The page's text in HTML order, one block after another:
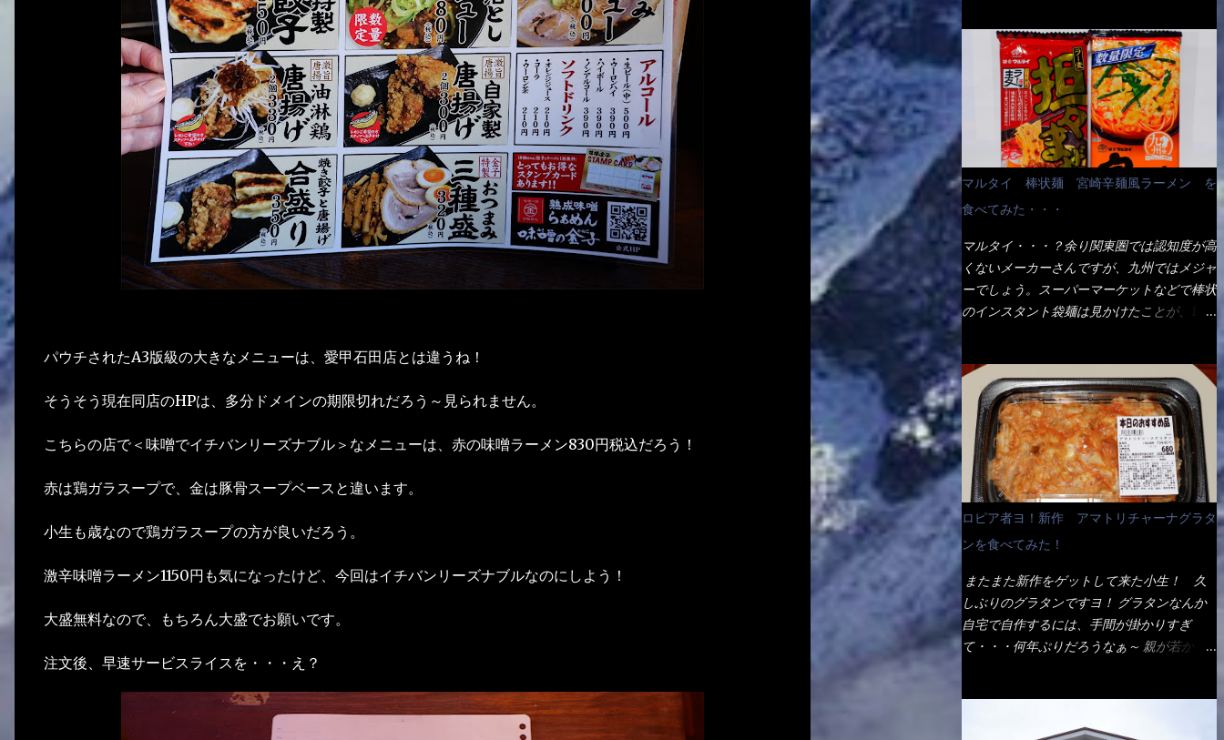
パウチされたA3版級の大きなメニューは、愛甲石田店とは違うね！
そうそう現在同店のHPは、多分ドメインの期限切れだろう～見られません。
こちらの店で＜味噌でイチバンリーズナブル＞なメニューは、赤の味噌ラーメン830円税込だろう！
赤は鶏ガラスープで、金は豚骨スープベースと違います。
小生も歳なので鶏ガラスープの方が良いだろう。
激辛味噌ラーメン1150円も気になったけど、今回はイチバンリーズナブルなのにしよう！
大盛無料なので、もちろん大盛でお願いです。
注文後、早速サービスライスを・・・え？
これなら茹で上がった直後のままで、食べ進
められるじゃないか！ 別皿で、葱と天かす
を満タンに用意して、山葵も2つ。 それに湯
が無い利点として、汁が薄まらない！ これ
だよ、これ！！ 湯があると、うどんと共に
汁の方へ湯までも入ってしまう。つまりラー
メンの麺にスープが絡む現象ですな。 結
局、伸びずに汁も薄らむこともなく・・最後
の方で＜だし汁＞を少し追加しました。 腹
収まったし満足達成度100％ 苦しいと云う事
も無いな！ まだ鶏天1個位は入りそうだ
ね。 と云う事で、今回＜釜揚げうどんの湯
無し＞を試したら、確...
舗に寄って違う！と云う人も居るらしい・・
そんな大手讃岐饂飩チェーン店と関係がある
のか？ 箱詰め乾麺！ このパッケージから
すれば、間違いなく贈答用目的でしょう。
そんな贈答用箱詰め饂飩・・・またもやメガ
ドンキで発見し購入！ 中身は、この様な状
態です。 乾麺の束が6束／一パックになって
おり、それが3袋入りです。 18束入りという
わけですね！900ｇの容量となり、1束／50
Amazonで1280円と云った感じです。 で私
は幾らで、メガドンキでゲットしたかって？
それは非常に言いづらい・・・色々と各方面
へ忖度して、激安だったとだけ申し上げまし
ほど茹で上げた状態です。 当家には、高齢
者がいるので少し柔らかく・・・ 茹で上が
った饂飩は、お店の饂飩に比べ＜細い＞で
す。 どちらかと云えば、稲庭饂飩的な太さ
ですね。 さてこれを、どの様に食べるか？
長葱無かったので、玉葱を刻んで八王子ラー
メン風月見つけうどん！ 冷やし釜あげうど
ん～です。 ラーメン丼に、冷水を軽く張っ
て饂飩を盛り付け、お椀に昆布出汁つゆと長
した。 良いじゃないか～...
あった！ とんかつ赤城！ 老齢の女性がメ
インで調理場を仕切、老齢の男性が脇をサポ
ートし最近は若い女性がオーダーや片付けを
担当している。 まずはこれを見て欲しい！
カウンターに置かれた＜お皿＞である。 直
ぐに気づいたでしょう！ 何かキャベツが山
じゃないか！？ ハイ、山です。 これが標
準なのです。 普通のとんかつ屋のキャベツ
と比べたら、10人前ほどあるか？ 値段的に
は、メイン（主流は1,000超）＋定食セット
350円程と値段的には、それ程では安い訳で
も無いが、客足が絶えない人気店である。
そんなメニューのなかで、リーズナブルで頂
が・・・今も変わらないと思うけど・・・
これが出てくると、カウンター中からOH～
と声が飛ぶ！ 写真は、キャベツ少なめでお
願いしています。 皿のサイズは、直径30cm
ほどあります。 そこにドカ盛のキャベツと
御飯にカレーがかかっています。 カレーは
辛く無く、食べやすいタイプです。 それじ
ゃ～カツは、ハムカツ程度の薄さだろう？と
思われるかもしれないが・・・違う！ チャ
も揚げたての熱々です。 これを難なく完食
出来なければ、漢では無い！と云っても過言
ではないだろう。 この他も、兎に角ボリュ
ーム満点で＜薄カツ＞と呼ばれるメニュー
が薄いから、2枚乗せにしたらしいけ
マルタイ 棒状麺 宮崎辛麺風ラーメン を
食べてみた・・・
マルタイ・・・？余り関東圏では認知度が高
くないメーカーさんですが、九州ではメジャ
ーでしょう。スーパーマーケットなどで棒状
のインスタント袋麺は見かけたことが、1度
になった乾麺が普通でしょう。マルタイでは
＜棒状＞なのです。 素麺や日本蕎麦などの
乾麺と一緒ですね！ そんなマルタイ棒状ラ
ーメンを、OKストアで見かけ思わず手に取
って買い物篭へ 坦々まぜそばと＜数量限定
＞宮崎辛麺風ラーメン オーッといきなり私
の胃袋をグサッと・・・・ 棒状インスタン
トラーメンのデビューが決まりました。
か・ら・め・ん・辛麺！ 宮崎辛麺はチャル
メラや日清からも出されている、辛口のラー
メンじゃん！！ 酸っぱくしたら、酸辣湯
麺？なんてね。 よし今日のサラメシは、宮
崎辛麺にしよう！ それではまず袋を開ける
ない姿・・・何だかチョッと高級感的
な・・・だって透明なトレイに並んだ棒状麺
ロピア者ヨ！新作 アマトリチャーナグラタ
ンを食べてみた！
またまた新作をゲットして来た小生！ 久
しぶりのグラタンですヨ！ グラタンなんか
自宅で自作するには、手間が掛かりすぎ
て・・・何年ぶりだろうなぁ～ 親が若かり
らしいですよ！ 何処からの情報？ ウィキ